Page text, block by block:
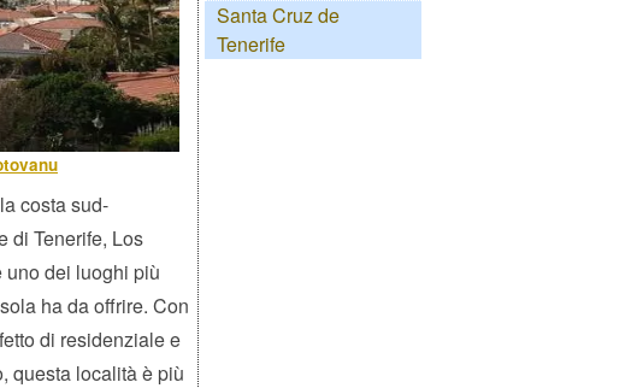
costa sud-
di Tenerife, Los
uno dei luoghi più
ha da offrire. Con
di residenziale e
questa località è più
Santa Cruz de
Tenerife